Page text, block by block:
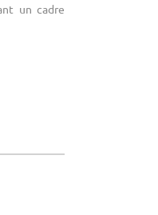
un cadre